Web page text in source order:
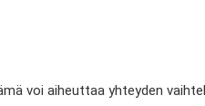
voi aiheuttaa yhteyden